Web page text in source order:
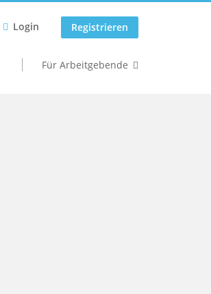
Login Registrieren
Für Arbeitgebende